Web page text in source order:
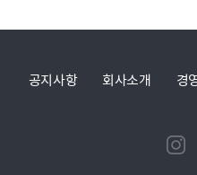
공지사항 회사소개 경